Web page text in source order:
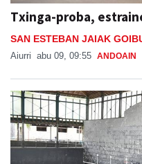
Txinga-proba,
SAN ESTEBAN JAIAK
Aiurri abu 09, 09:55 ANDOAIN